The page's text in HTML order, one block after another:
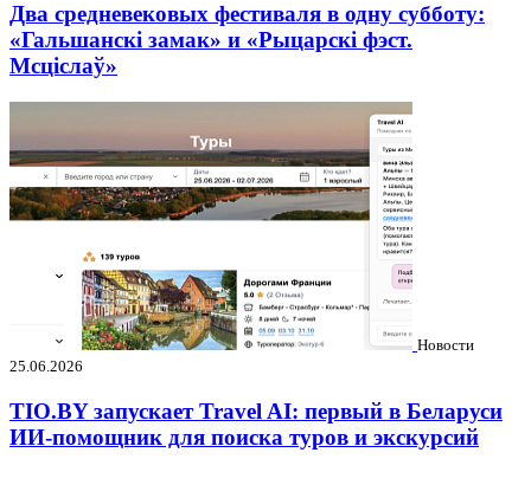
Два средневековых фестиваля в одну субботу:
«Гальшанскі замак» и «Рыцарскі фэст.
Мсціслаў»
Новости
25.06.2026
TIO.BY запускает Travel AI: первый в Беларуси
ИИ-помощник для поиска туров и экскурсий